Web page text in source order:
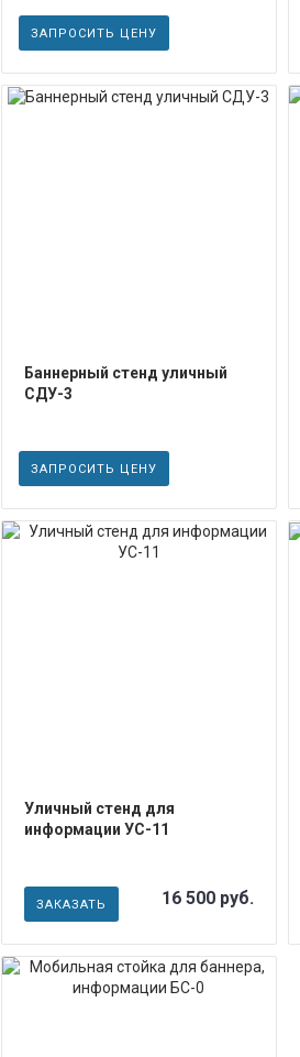
ЗАПРОСИТЬ ЦЕНУ
Баннерный стенд уличный
СДУ-3
ЗАПРОСИТЬ ЦЕНУ
Уличный стенд для
информации УС-11
ЗАКАЗАТЬ 16 500 руб.